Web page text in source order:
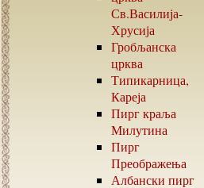
Св.Василија-
Хрусија
Гробљанска
црква
Типикарница,
Кареја
Пирг краља
Милутина
Пирг
Преображења
Албански пирг